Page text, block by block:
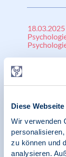
Diese
Wir verwenden
zu können und
analysieren.
18.03.2025
17.02.2025